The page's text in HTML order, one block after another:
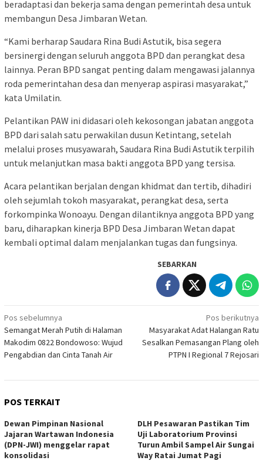
beradaptasi dan bekerja sama dengan pemerintah desa untuk
membangun Desa Jimbaran Wetan.
“Kami berharap Saudara Rina Budi Astutik, bisa segera
bersinergi dengan seluruh anggota BPD dan perangkat desa
lainnya. Peran BPD sangat penting dalam mengawasi jalannya
roda pemerintahan desa dan menyerap aspirasi masyarakat,”
kata Umilatin.
Pelantikan PAW ini didasari oleh kekosongan jabatan anggota
BPD dari salah satu perwakilan dusun Ketintang, setelah
melalui proses musyawarah, Saudara Rina Budi Astutik terpilih
untuk melanjutkan masa bakti anggota BPD yang tersisa.
Acara pelantikan berjalan dengan khidmat dan tertib, dihadiri
oleh sejumlah tokoh masyarakat, perangkat desa, serta
forkompinka Wonoayu. Dengan dilantiknya anggota BPD yang
baru, diharapkan kinerja BPD Desa Jimbaran Wetan dapat
kembali optimal dalam menjalankan tugas dan fungsinya.
SEBARKAN
Navigasi
pos
Pos sebelumnya
Semangat Merah Putih di Halaman
Makodim 0822 Bondowoso: Wujud
Pengabdian dan Cinta Tanah Air
Pos berikutnya
Masyarakat Adat Halangan Ratu
Sesalkan Pemasangan Plang oleh
PTPN I Regional 7 Rejosari
POS TERKAIT
Dewan Pimpinan Nasional
Jajaran Wartawan Indonesia
(DPN-JWI) menggelar rapat
konsolidasi
DLH Pesawaran Pastikan Tim
Uji Laboratorium Provinsi
Turun Ambil Sampel Air Sungai
Way Ratai Jumat Pagi